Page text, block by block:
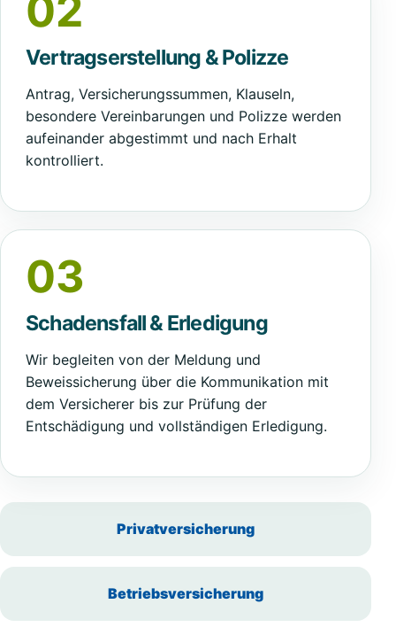
Vertragserstellung & Polizze
Antrag, Versicherungssummen, Klauseln,
besondere Vereinbarungen und Polizze werden
aufeinander abgestimmt und nach Erhalt
kontrolliert.
03
Schadensfall & Erledigung
Wir begleiten von der Meldung und
Beweissicherung über die Kommunikation mit
dem Versicherer bis zur Prüfung der
Entschädigung und vollständigen Erledigung.
Privatversicherung
Betriebsversicherung